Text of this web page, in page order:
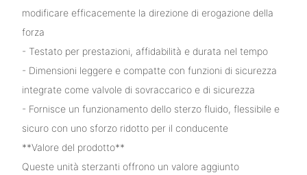
modificare efficacemente la direzione di erogazione della
forza
- Testato per prestazioni, affidabilità e durata nel tempo
- Dimensioni leggere e compatte con funzioni di sicurezza
integrate come valvole di sovraccarico e di sicurezza
- Fornisce un funzionamento dello sterzo fluido, flessibile e
sicuro con uno sforzo ridotto per il conducente
**Valore del prodotto**
Queste unità sterzanti offrono un valore aggiunto